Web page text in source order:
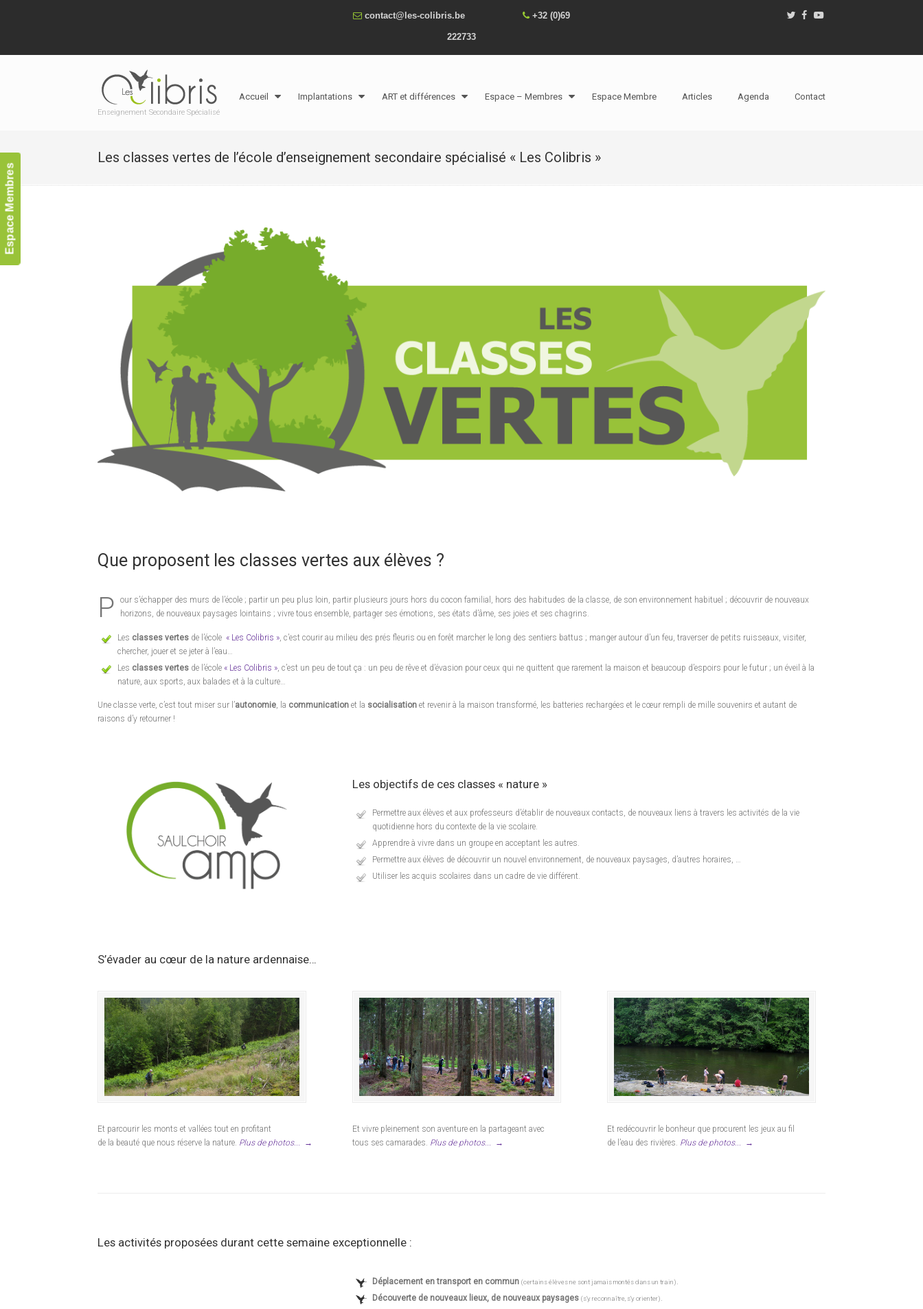
Espace Membres
contact@les-colibris.be +32 (0)69
222733
Enseignement Secondaire Spécialisé
Accueil Implantations ART et différences Espace – Membres Espace Membre Articles Agenda Contact
Les classes vertes de l’école d’enseignement secondaire spécialisé « Les Colibris »
Que proposent les classes vertes aux élèves ?
P
our s’échapper des murs de l’école ; partir un peu plus loin, partir plusieurs jours hors du cocon familial, hors des habitudes de la classe, de son environnement habituel ; découvrir de nouveaux
horizons, de nouveaux paysages lointains ; vivre tous ensemble, partager ses émotions, ses états d’âme, ses joies et ses chagrins.
Les classes vertes de l’école « Les Colibris », c’est courir au milieu des prés fleuris ou en forêt marcher le long des sentiers battus ; manger autour d’un feu, traverser de petits ruisseaux, visiter,
chercher, jouer et se jeter à l’eau…
Les classes vertes de l’école « Les Colibris », c’est un peu de tout ça : un peu de rêve et d’évasion pour ceux qui ne quittent que rarement la maison et beaucoup d’espoirs pour le futur ; un éveil à la
nature, aux sports, aux balades et à la culture…
Une classe verte, c’est tout miser sur l’autonomie, la communication et la socialisation et revenir à la maison transformé, les batteries rechargées et le cœur rempli de mille souvenirs et autant de
raisons d’y retourner !
Les objectifs de ces classes « nature »
Permettre aux élèves et aux professeurs d’établir de nouveaux contacts, de nouveaux liens à travers les activités de la vie
quotidienne hors du contexte de la vie scolaire.
Apprendre à vivre dans un groupe en acceptant les autres.
Permettre aux élèves de découvrir un nouvel environnement, de nouveaux paysages, d’autres horaires, …
Utiliser les acquis scolaires dans un cadre de vie différent.
S’évader au cœur de la nature ardennaise…
Et parcourir les monts et vallées tout en profitant
de la beauté que nous réserve la nature. Plus de photos... →
Et vivre pleinement son aventure en la partageant avec
tous ses camarades. Plus de photos... →
Et redécouvrir le bonheur que procurent les jeux au fil
de l’eau des rivières. Plus de photos... →
Les activités proposées durant cette semaine exceptionnelle :
Déplacement en transport en commun (certains élèves ne sont jamais montés dans un train).
Découverte de nouveaux lieux, de nouveaux paysages (s’y reconnaître, s’y orienter).